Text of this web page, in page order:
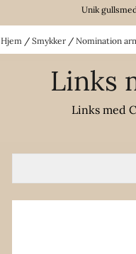
Unik
Hjem / Smykker / Nomination
Links
Links med